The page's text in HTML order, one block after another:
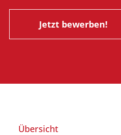
Jetzt bewerben!
Übersicht